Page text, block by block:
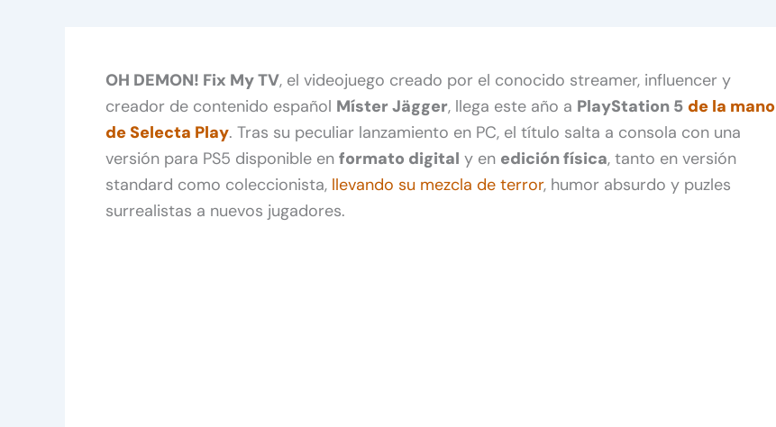
OH DEMON! Fix My TV, el videojuego creado por el conocido streamer, influencer y
creador de contenido español Míster Jägger, llega este año a PlayStation 5 de la mano
de Selecta Play. Tras su peculiar lanzamiento en PC, el título salta a consola con una
versión para PS5 disponible en formato digital y en edición física, tanto en versión
standard como coleccionista, llevando su mezcla de terror, humor absurdo y puzles
surrealistas a nuevos jugadores.